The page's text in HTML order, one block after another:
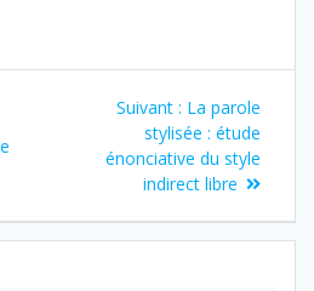
Suivant : Article
suivant
:
La parole
stylisée : étude
énonciative du style
indirect libre